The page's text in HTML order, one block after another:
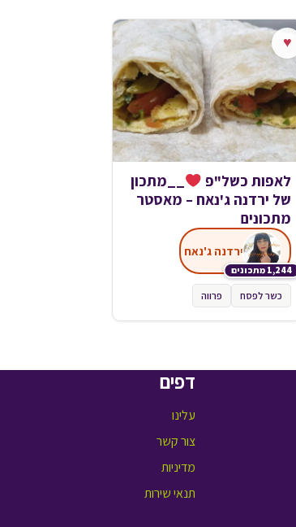
♥
לאפות כשל"פ
__מתכון
של ירדנה ג'נאח – מאסטר
מתכונים
1,244 מתכונים
ירדנה ג'נאח
כשר לפסח פרווה
דפים
עלינו
צור קשר
מדיניות
תנאי שירות